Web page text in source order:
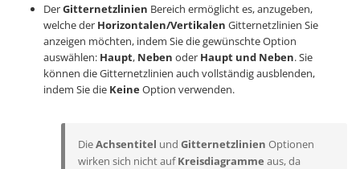
DerGitternetzlinien Bereich ermöglicht es, anzugeben,
welche der Horizontalen/Vertikalen Gitternetzlinien Sie
anzeigen möchten, indem Sie die gewünschte Option
auswählen: Haupt, Neben oder Haupt und Neben. Sie
können die Gitternetzlinien auch vollständig ausblenden,
indem Sie die KeineOption verwenden.
DieAchsentitel und Gitternetzlinien Optionen
wirken sich nicht aufKreisdiagramme aus, da